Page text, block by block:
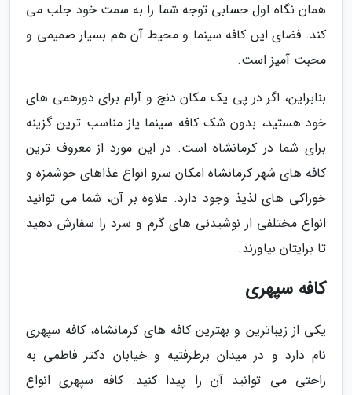
همان نگاه اول حسابی توجه شما را به سمت خود جلب می
کند. فضای این کافه سینما و محیط آن هم بسیار صمیمی و
محبت آمیز است.
بنابراین، اگر در پی یک مکان دنج و آرام برای دورهمی های
خود هستید، بدون شک کافه سینما پاز مناسب ترین گزینه
برای شما در کرمانشاه است. در این مورد از معروف ترین
کافه های شهر کرمانشاه امکان سرو انواع غذاهای خوشمزه و
خوراکی های لذیذ وجود دارد. علاوه بر آن، شما می توانید
انواع مختلفی از نوشیدنی های گرم و سرد را سفارش دهید
تا برایتان بیاورند.
کافه سپهری
یکی از زیباترین و بهترین کافه های کرمانشاه، کافه سپهری
نام دارد و در میدان برطرفتیه و خیابان دکتر فاطمی به
راحتی می توانید آن را پیدا کنید. کافه سپهری انواع